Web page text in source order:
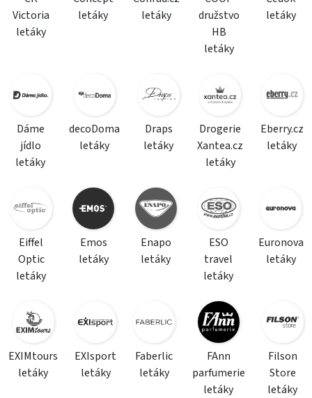
Victoria
letáky
letáky
letáky
družstvo
HB
letáky
letáky
Dáme
jídlo
letáky
decoDoma
letáky
Draps
letáky
Drogerie
Xantea.cz
letáky
Eberry.cz
letáky
Eiffel
Optic
letáky
Emos
letáky
Enapo
letáky
ESO
travel
letáky
Euronova
letáky
EXIMtours
letáky
EXIsport
letáky
Faberlic
letáky
FAnn
parfumerie
letáky
Filson
Store
letáky